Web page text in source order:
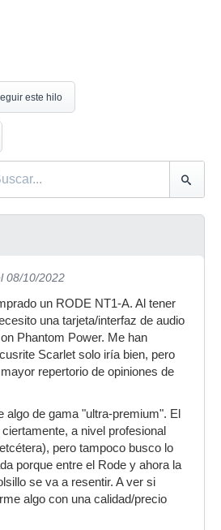
este hilo
08/10/2022
un RODE NT1-A. Al tener
una tarjeta/interfaz de audio
Phantom Power. Me han
Scarlet solo iría bien, pero
repertorio de opiniones de
algo de gama "ultra-premium". El
a nivel profesional
pero tampoco busco lo
porque entre el Rode y ahora la
se va a resentir. A ver si
algo con una calidad/precio